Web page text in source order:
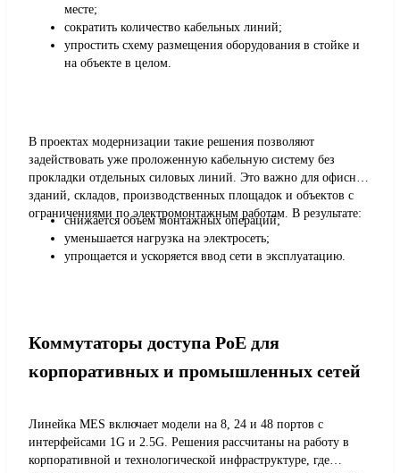
месте;
сократить количество кабельных линий;
упростить схему размещения оборудования в стойке и
на объекте в целом.
В проектах модернизации такие решения позволяют
задействовать уже проложенную кабельную систему без
прокладки отдельных силовых линий. Это важно для офисных
зданий, складов, производственных площадок и объектов с
ограничениями по электромонтажным работам. В результате:
снижается объём монтажных операций;
уменьшается нагрузка на электросеть;
упрощается и ускоряется ввод сети в эксплуатацию.
Коммутаторы доступа PoE для
корпоративных и промышленных сетей
Линейка MES включает модели на 8, 24 и 48 портов с
интерфейсами 1G и 2.5G. Решения рассчитаны на работу в
корпоративной и технологической инфраструктуре, где